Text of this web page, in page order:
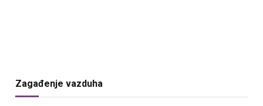
Zagađenje vazduha